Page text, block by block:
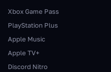
Xbox Game Pass
PlayStation Plus
Apple Music
Apple TV+
Discord Nitro